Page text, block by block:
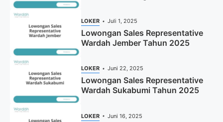
LOKER Juli 1, 2025
Lowongan Sales Representative
Wardah Jember Tahun 2025
LOKER Juni 22, 2025
Lowongan Sales Representative
Wardah Sukabumi Tahun 2025
LOKER Juni 16, 2025